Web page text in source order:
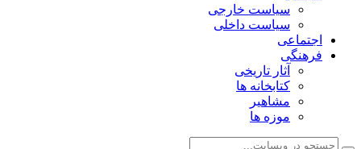
سیاست خارجی
سیاست داخلی
اجتماعی
فرهنگی
آثار تاریخی
کتابخانه ها
مشاهیر
موزه ها